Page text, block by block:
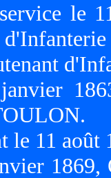
le
le 11 août